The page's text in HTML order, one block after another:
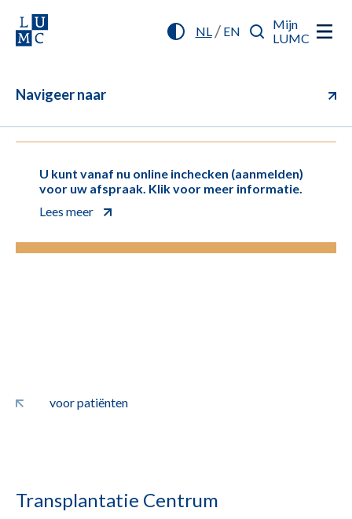
NL/ EN
Mijn
LUMC
Navigeer naar
U kunt vanaf nu online inchecken (aanmelden)
voor uw afspraak. Klik voor meer informatie.
Lees meer
voor patiënten
Transplantatie Centrum